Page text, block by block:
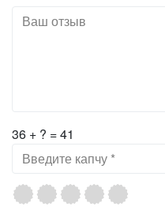
36 + ? = 41